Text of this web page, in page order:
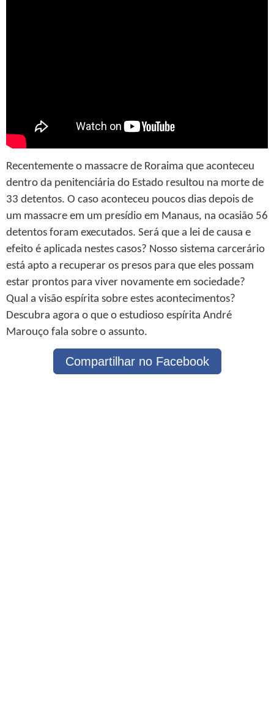
Recentemente o massacre de Roraima que aconteceu
dentro da penitenciária do Estado resultou na morte de
33 detentos. O caso aconteceu poucos dias depois de
um massacre em um presídio em Manaus, na ocasião 56
detentos foram executados. Será que a lei de causa e
efeito é aplicada nestes casos? Nosso sistema carcerário
está apto a recuperar os presos para que eles possam
estar prontos para viver novamente em sociedade?
Qual a visão espírita sobre estes acontecimentos?
Descubra agora o que o estudioso espírita André
Marouço fala sobre o assunto.
Compartilhar no Facebook